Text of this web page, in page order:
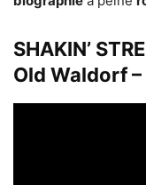
SHAKIN’
Old Waldorf